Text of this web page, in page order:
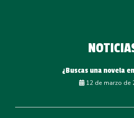
¿Buscas una novela
12 de marzo de